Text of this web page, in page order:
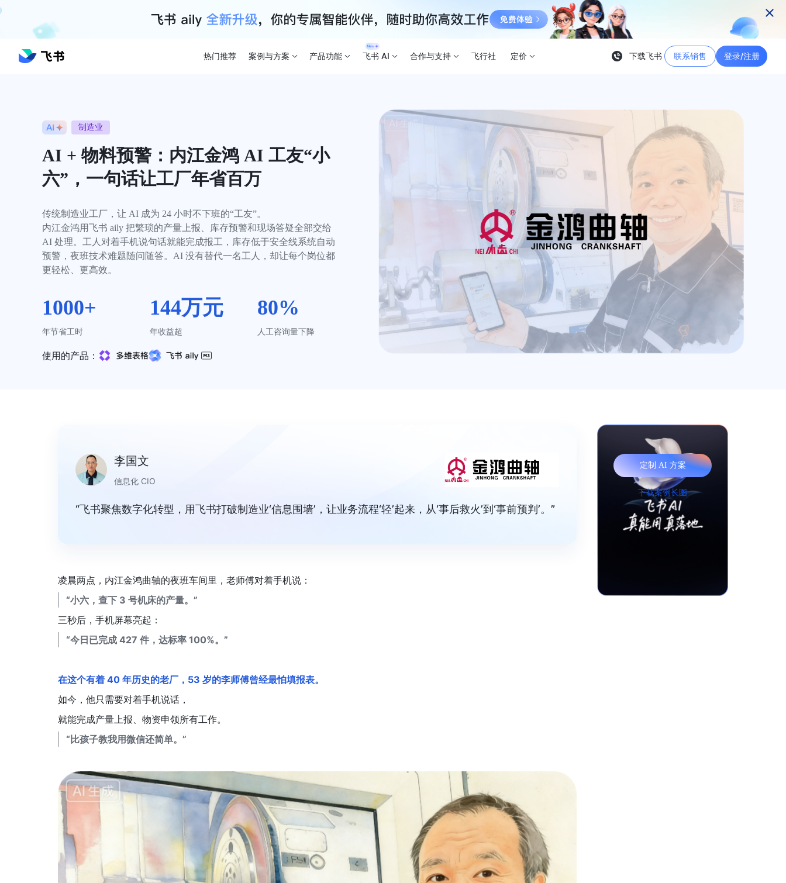
热门推荐 案例与方案 产品功能 飞书 AI 合作与支持 飞行社 定价 下载飞书 联系销售 登录/注册
制造业
AI + 物料预警：内江金鸿 AI 工友“小
六”，一句话让工厂年省百万
传统制造业工厂，让 AI 成为 24 小时不下班的“工友”。
内江金鸿用飞书 aily 把繁琐的产量上报、库存预警和现场答疑全部交给
AI 处理。工人对着手机说句话就能完成报工，库存低于安全线系统自动
预警，夜班技术难题随问随答。AI 没有替代一名工人，却让每个岗位都
更轻松、更高效。
1000+
年节省工时
144万元
年收益超
80%
人工咨询量下降
使用的产品：
李国文
信息化 CIO
“飞书聚焦数字化转型，用飞书打破制造业‘信息围墙’，让业务流程‘轻’起来，从‘事后救火’到‘事前预判’。”
凌晨两点，内江金鸿曲轴的夜班车间里，老师傅对着手机说：
“小六，查下 3 号机床的产量。”
三秒后，手机屏幕亮起：
“今日已完成 427 件，达标率 100%。”
在这个有着 40 年历史的老厂，53 岁的李师傅曾经最怕填报表。
如今，他只需要对着手机说话，
就能完成产量上报、物资申领所有工作。
“比孩子教我用微信还简单。”
定制 AI 方案
下载案例长图